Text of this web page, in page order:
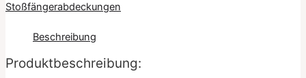
Stoßfängerabdeckungen
Beschreibung
Produktbeschreibung: